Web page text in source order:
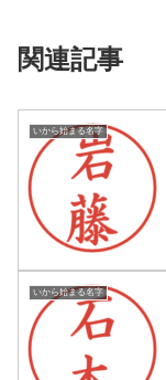
関連記事
いから始まる名字
いから始まる名字